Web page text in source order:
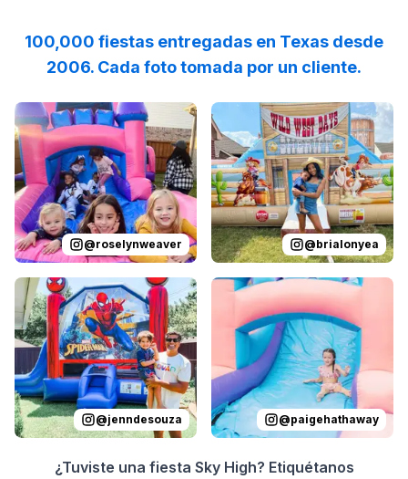
100,000 fiestas entregadas en Texas desde
2006. Cada foto tomada por un cliente.
Reviewed onInstagram by roselynweaver:It’s not a
@roselynweaver
Reviewed onInstagramby
@brialonyea
Reviewed onInstagram by jenndesouza Oscar
@jenndesouza
Reviewed on Instagram by
@paigehathaway
¿Tuviste una fiesta Sky High? Etiquétanos